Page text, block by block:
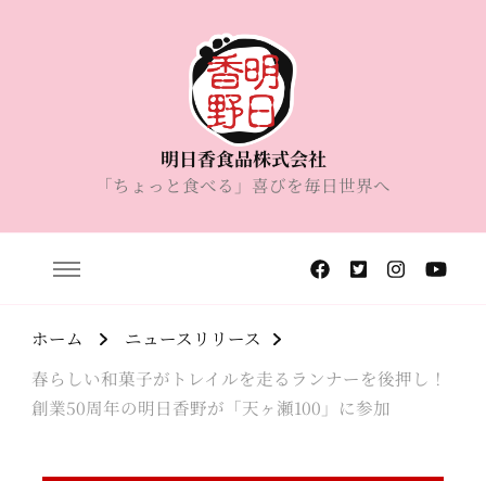
明日香食品株式会社
「ちょっと食べる」喜びを毎日世界へ
ホーム
ニュースリリース
春らしい和菓子がトレイルを走るランナーを後押し！
創業50周年の明日香野が「天ヶ瀬100」に参加